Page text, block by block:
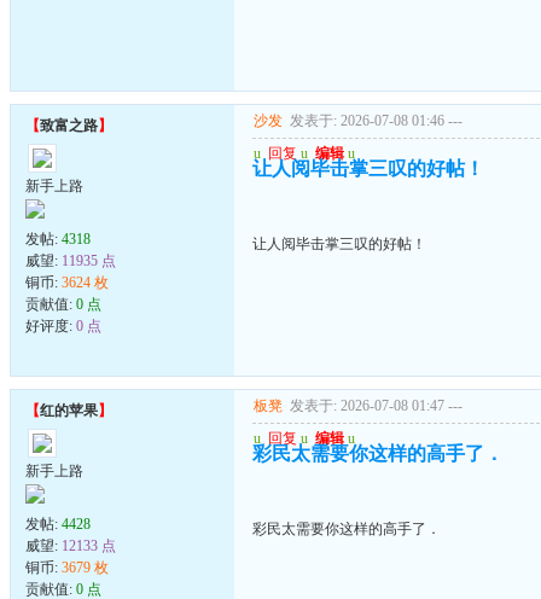
【致富之路】
新手上路
发帖: 4318
威望: 11935 点
铜币: 3624 枚
贡献值: 0 点
好评度: 0 点
沙发 发表于: 2026-07-08 01:46 ---
u 回复 u 编辑 u
让人阅毕击掌三叹的好帖！
让人阅毕击掌三叹的好帖！
【红的苹果】
新手上路
发帖: 4428
威望: 12133 点
铜币: 3679 枚
贡献值: 0 点
板凳 发表于: 2026-07-08 01:47 ---
u 回复 u 编辑 u
彩民太需要你这样的高手了．
彩民太需要你这样的高手了．